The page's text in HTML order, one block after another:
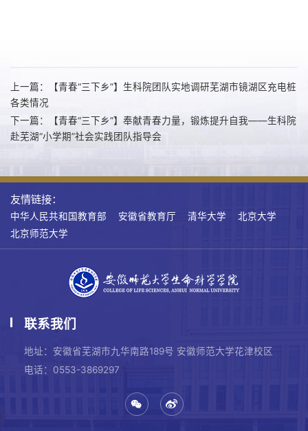
上一篇：【青春“三下乡”】生科院团队实地调研芜湖市镜湖区充电桩
各类情况
下一篇：【青春“三下乡”】奉献青春力量，锻炼提升自我——生科院
赴芜湖“小学期”社会实践团队指导会
友情链接：
中华人民共和国教育部 安徽省教育厅 清华大学
北京大学
北京师范大学
联系我们
地址：安徽省芜湖市九华南路189号 安徽师范大学花津校区
电话：0553-3869297